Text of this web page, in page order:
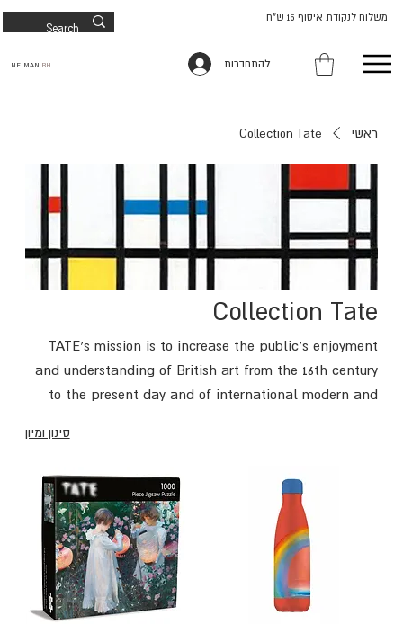
להתחברות NEIMAN BH
משלוח לנקודת איסוף 15 ש"ח
ראשי Collection Tate
Collection Tate
TATE's mission is to increase the public’s enjoyment
and understanding of British art from the 16th century
to the present day and of international modern and
סינון ומיון